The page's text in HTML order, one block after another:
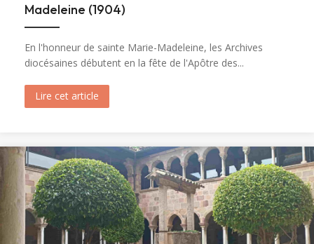
Madeleine (1904)
En l'honneur de sainte Marie-Madeleine, les Archives
diocésaines débutent en la fête de l'Apôtre des...
Lire cet article